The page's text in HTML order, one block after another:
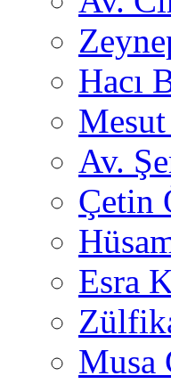
Hacı
Av.
Çetin
Esra
Musa